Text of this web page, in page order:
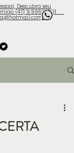
Descubra seu
(47) 9.9960-3131